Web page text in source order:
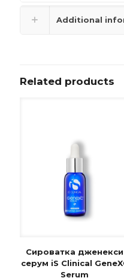
Additional
Related products
Сироватка дженекси
серум iS Clinical
Serum